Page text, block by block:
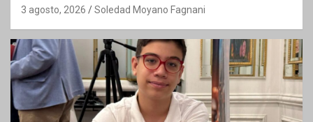
3 agosto, 2026 Soledad Moyano Fagnani